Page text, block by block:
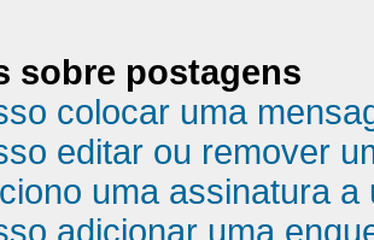
sobre postagens
colocar uma
editar ou remover
uma assinatura a
adicionar uma